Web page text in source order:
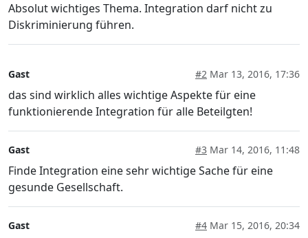
Absolut wichtiges Thema. Integration darf nicht zu
Diskriminierung führen.
Gast #2 Mar 13, 2016, 17:36
das sind wirklich alles wichtige Aspekte für eine
funktionierende Integration für alle Beteilgten!
Gast #3 Mar 14, 2016, 11:48
Finde Integration eine sehr wichtige Sache für eine
gesunde Gesellschaft.
Gast #4 Mar 15, 2016, 20:34